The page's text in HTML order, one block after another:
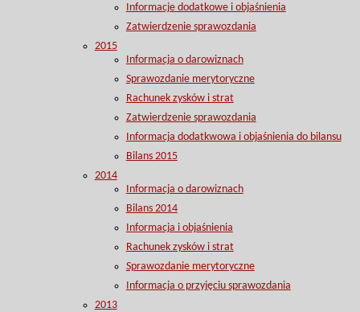
Informacje dodatkowe i objaśnienia
Zatwierdzenie sprawozdania
2015
Informacja o darowiznach
Sprawozdanie merytoryczne
Rachunek zysków i strat
Zatwierdzenie sprawozdania
Informacja dodatkwowa i objaśnienia do bilansu
Bilans 2015
2014
Informacja o darowiznach
Bilans 2014
Informacja i objaśnienia
Rachunek zysków i strat
Sprawozdanie merytoryczne
Informacja o przyjęciu sprawozdania
2013